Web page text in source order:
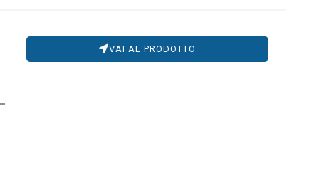
VAI AL PRODOTTO